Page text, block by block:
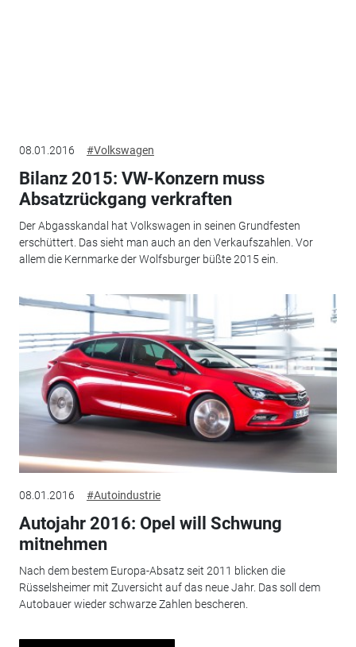
08.01.2016 #Volkswagen
Bilanz 2015: VW-Konzern muss
Absatzrückgang verkraften
Der Abgasskandal hat Volkswagen in seinen Grundfesten
erschüttert. Das sieht man auch an den Verkaufszahlen. Vor
allem die Kernmarke der Wolfsburger büßte 2015 ein.
08.01.2016 #Autoindustrie
Autojahr 2016: Opel will Schwung
mitnehmen
Nach dem bestem Europa-Absatz seit 2011 blicken die
Rüsselsheimer mit Zuversicht auf das neue Jahr. Das soll dem
Autobauer wieder schwarze Zahlen bescheren.